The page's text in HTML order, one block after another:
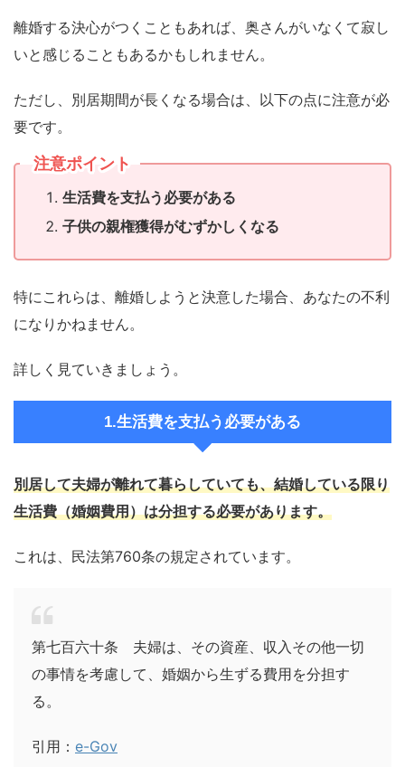
離婚する決心がつくこともあれば、奥さんがいなくて寂し
いと感じることもあるかもしれません。
ただし、別居期間が長くなる場合は、以下の点に注意が必
要です。
注意ポイント
生活費を支払う必要がある
子供の親権獲得がむずかしくなる
特にこれらは、離婚しようと決意した場合、あなたの不利
になりかねません。
詳しく見ていきましょう。
1.生活費を支払う必要がある
別居して夫婦が離れて暮らしていても、結婚している限り
生活費（婚姻費用）は分担する必要があります。
これは、民法第760条の規定されています。
第七百六十条 夫婦は、その資産、収入その他一切
の事情を考慮して、婚姻から生ずる費用を分担す
る。
引用： e-Gov